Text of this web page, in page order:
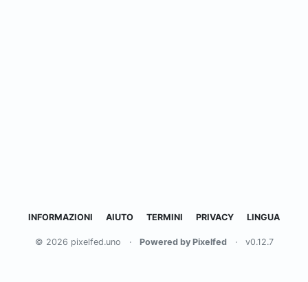
INFORMAZIONI AIUTO TERMINI PRIVACY LINGUA
© 2026 pixelfed.uno · Powered by Pixelfed · v0.12.7